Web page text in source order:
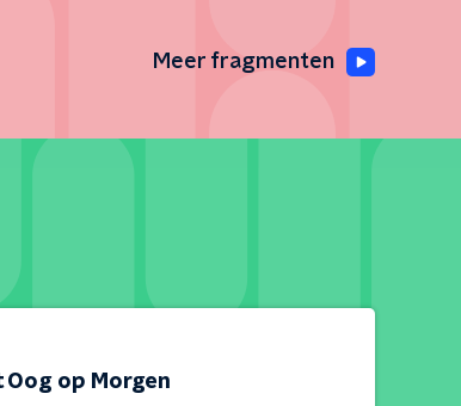
Meer fragmenten
Oog op Morgen